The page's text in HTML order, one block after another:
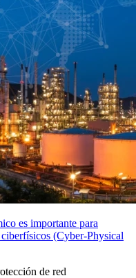
es importante para
(Cyber-Physical
de red